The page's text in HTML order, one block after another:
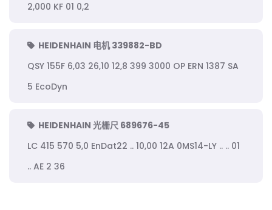
2,000 KF 01 0,2
HEIDENHAIN 电机 339882-BD
QSY 155F 6,03 26,10 12,8 399 3000 OP ERN 1387 SA
5 EcoDyn
HEIDENHAIN 光栅尺 689676-45
LC 415 570 5,0 EnDat22 .. 10,00 12A 0MS14-LY .. .. 01
.. AE 2 36